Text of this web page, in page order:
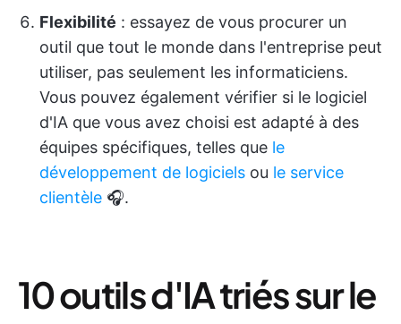
Flexibilité : essayez de vous procurer un
outil que tout le monde dans l'entreprise peut
utiliser, pas seulement les informaticiens.
Vous pouvez également vérifier si le logiciel
d'IA que vous avez choisi est adapté à des
équipes spécifiques, telles que le
développement de logiciels ou le service
clientèle 🎧.
10 outils d'IA triés sur le